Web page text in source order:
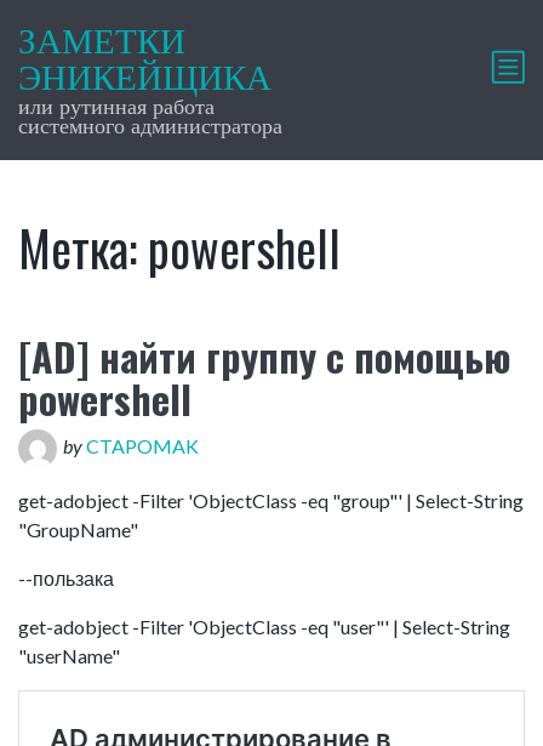
ЗАМЕТКИ
ЭНИКЕЙЩИКА
или рутинная работа
системного администратора
Метка:powershell
[AD] найти группу с помощью
powershell
byCTAPOMAK
get-adobject -Filter 'ObjectClass -eq "group"' | Select-String
"GroupName"
--пользака
get-adobject -Filter 'ObjectClass -eq "user"' | Select-String
"userName"